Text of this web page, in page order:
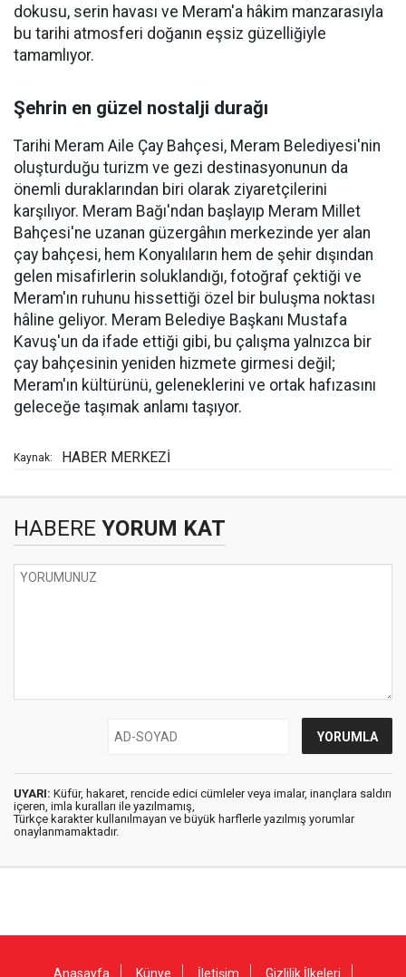
dokusu, serin havası ve Meram'a hâkim manzarasıyla
bu tarihi atmosferi doğanın eşsiz güzelliğiyle
tamamlıyor.
Şehrin en güzel nostalji durağı
Tarihi Meram Aile Çay Bahçesi, Meram Belediyesi'nin
oluşturduğu turizm ve gezi destinasyonunun da
önemli duraklarından biri olarak ziyaretçilerini
karşılıyor. Meram Bağı'ndan başlayıp Meram Millet
Bahçesi'ne uzanan güzergâhın merkezinde yer alan
çay bahçesi, hem Konyalıların hem de şehir dışından
gelen misafirlerin soluklandığı, fotoğraf çektiği ve
Meram'ın ruhunu hissettiği özel bir buluşma noktası
hâline geliyor. Meram Belediye Başkanı Mustafa
Kavuş'un da ifade ettiği gibi, bu çalışma yalnızca bir
çay bahçesinin yeniden hizmete girmesi değil;
Meram'ın kültürünü, geleneklerini ve ortak hafızasını
geleceğe taşımak anlamı taşıyor.
Kaynak: HABER MERKEZİ
HABERE YORUM KAT
UYARI: Küfür, hakaret, rencide edici cümleler veya imalar, inançlara saldırı
içeren, imla kuralları ile yazılmamış,
Türkçe karakter kullanılmayan ve büyük harflerle yazılmış yorumlar
onaylanmamaktadır.
Anasayfa Künye İletişim Gizlilik İlkeleri